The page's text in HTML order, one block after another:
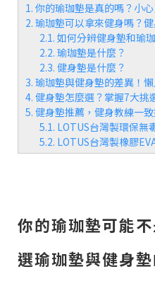
1. 你的瑜珈墊是真的嗎？小
2. 瑜珈墊可以拿來健身嗎？
2.1. 如何分辨健身墊和瑜
2.2. 瑜珈墊是什麼？
2.3. 健身墊是什麼？
3. 瑜珈墊與健身墊的差異！
4. 健身墊怎麼選？掌握7大挑
5. 健身墊推薦，健身教練一
5.1. LOTUS台灣製環保無
5.2. LOTUS台灣製橡膠
你的瑜珈墊可能
選瑜珈墊與健身